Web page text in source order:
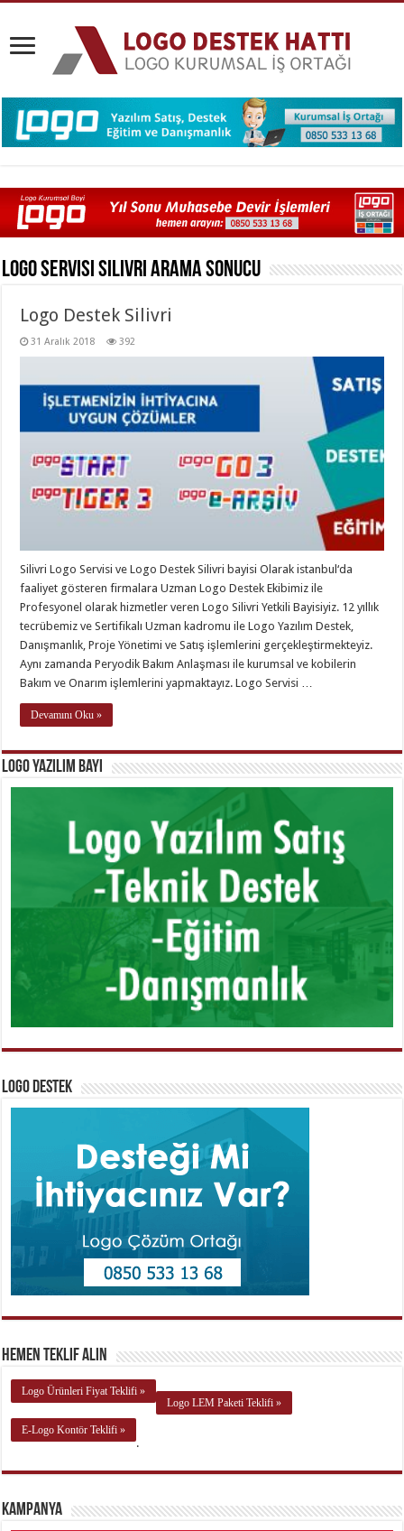
Logo Servisi SilivriArama Sonucu
Logo Destek Silivri
31 Aralık 2018 392
Silivri Logo Servisi ve Logo Destek Silivri bayisi Olarak istanbul‘da
faaliyet gösteren firmalara Uzman Logo Destek Ekibimiz ile
Profesyonel olarak hizmetler veren Logo Silivri Yetkili Bayisiyiz. 12 yıllık
tecrübemiz ve Sertifikalı Uzman kadromu ile Logo Yazılım Destek,
Danışmanlık, Proje Yönetimi ve Satış işlemlerini gerçekleştirmekteyiz.
Aynı zamanda Peryodik Bakım Anlaşması ile kurumsal ve kobilerin
Bakım ve Onarım işlemlerini yapmaktayız. Logo Servisi …
Devamını Oku »
Logo Yazılım Bayi
Logo Destek
Hemen Teklif Alın
Logo Ürünleri Fiyat Teklifi »
Logo LEM Paketi Teklifi »
E-Logo Kontör Teklifi »
.
Kampanya